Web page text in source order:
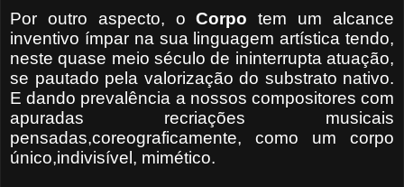
Por outro aspecto, oCorpo tem um alcance
inventivo ímpar na sua linguagem artística tendo,
neste quase meio século de ininterrupta atuação,
se pautado pela valorização do substrato nativo.
E dando prevalência a nossos compositores com
apuradas recriações musicais
pensadas,coreograficamente, como um corpo
único,indivisível, mimético.